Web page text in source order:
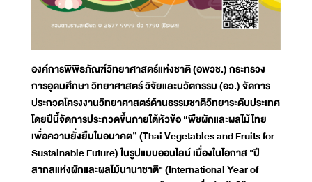
องค์การพิพิธภัณฑ์วิทยาศาสตร์แห่งชาติ (อพวช.) กระทรวง
การอุดมศึกษา วิทยาศาสตร์ วิจัยและนวัตกรรม (อว.) จัดการ
ประกวดโครงงานวิทยาศาสตร์ด้านธรรมชาติวิทยาระดับประเทศ
โดยปีนี้จัดการประกวดขึ้นภายใต้หัวข้อ “พืชผักและผลไม้ไทย
เพื่อความยั่งยืนในอนาคต” (Thai Vegetables and Fruits for
Sustainable Future) ในรูปแบบออนไลน์ เนื่องในโอกาส "ปี
สากลแห่งผักและผลไม้นานาชาติ" (International Year of